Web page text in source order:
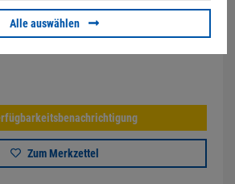
00
Zum Merkzettel
Alle auswählen